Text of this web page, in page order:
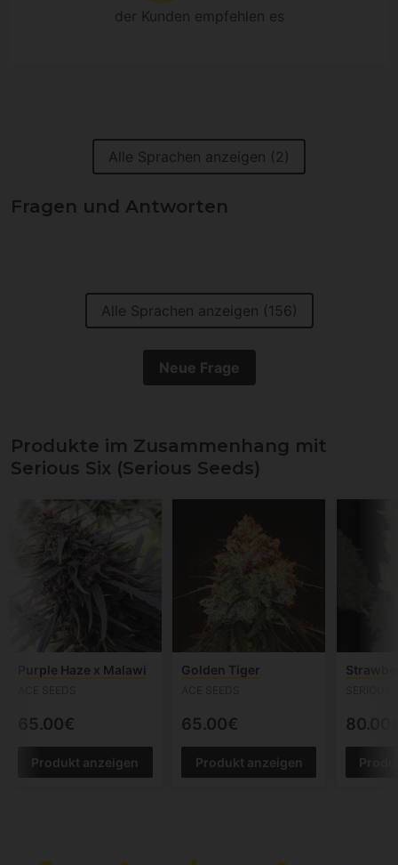
der Kunden empfehlen es
Alle Sprachen anzeigen (2)
Fragen und Antworten
Alle Sprachen anzeigen (156)
Neue Frage
Produkte im Zusammenhang mit
Serious Six (Serious Seeds)
Purple Haze x Malawi
65.00€
Produkt anzeigen
Golden Tiger
65.00€
Produkt anzeigen